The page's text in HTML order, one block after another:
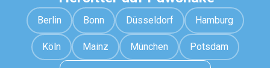
Berlin Bonn Düsseldorf Hamburg
Köln Mainz München Potsdam